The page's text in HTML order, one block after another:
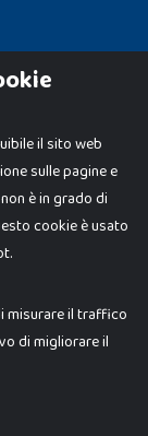
o utilizzo non
quanto esposto in
il sito web
sulle pagine e
è in grado di
cookie è usato
misurare il traffico
di migliorare il